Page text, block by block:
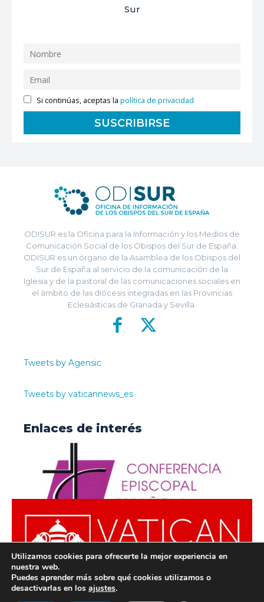
Sur
Si continúas, aceptas lapolítica de privacidad
ODISUR es la Oficina para la Información y los Medios de
Comunicación Social de los Obispos del Sur de España.
ODISUR es un órgano de la Asamblea de los Obispos del
Sur de España al servicio de la comunicación de la
Iglesia y de la pastoral de las comunicaciones sociales en
el ámbito de las diócesis integradas en las Provincias
Eclesiásticas de Granada y Sevilla.
Tweets by Agensic
Tweets by vaticannews_es
Enlaces de interés
Utilizamos cookies para ofrecerte la mejor experiencia en
nuestra web.
Puedes aprender más sobre qué cookies utilizamos o
desactivarlas en los ajustes.